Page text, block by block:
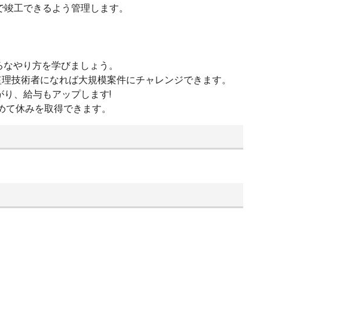
工できるよう管理します。
やり方を学びましょう。
術者になれば大規模案件にチャレンジできます。
、給与もアップします!
休みを取得できます。